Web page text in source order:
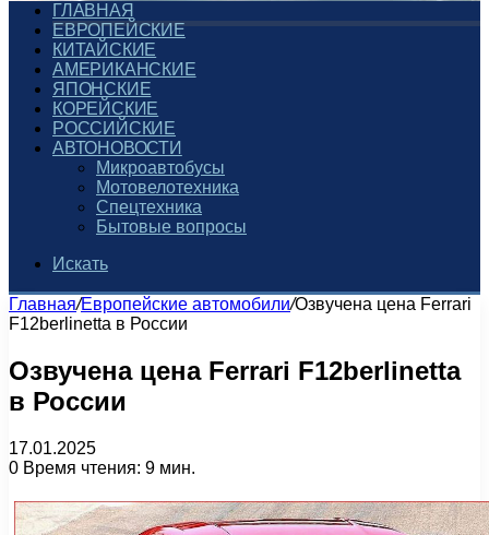
ГЛАВНАЯ
ЕВРОПЕЙСКИЕ
КИТАЙСКИЕ
АМЕРИКАНСКИЕ
ЯПОНСКИЕ
КОРЕЙСКИЕ
РОССИЙСКИЕ
АВТОНОВОСТИ
Микроавтобусы
Мотовелотехника
Спецтехника
Бытовые вопросы
Искать
Главная/Европейские автомобили/Озвучена цена Ferrari
F12berlinetta в России
Озвучена цена Ferrari F12berlinetta
в России
17.01.2025
0 Время чтения: 9 мин.